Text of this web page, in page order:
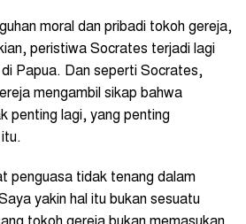
moral dan pribadi tokoh gereja,
peristiwa Socrates terjadi lagi
di Papua. Dan seperti Socrates,
mengambil sikap bahwa
penting lagi, yang penting
itu.
penguasa tidak tenang dalam
yakin hal itu bukan sesuatu